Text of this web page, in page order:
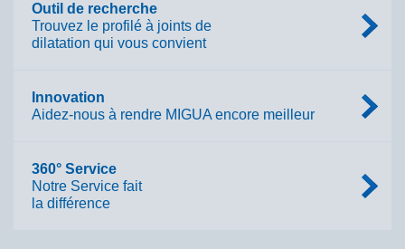
Outil de recherche
Trouvez le profilé à joints de
dilatation qui vous convient
Innovation
Aidez-nous à rendre MIGUA encore meilleur
360° Service
Notre Service fait
la différence